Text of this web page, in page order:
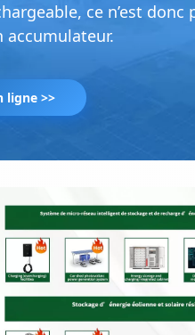
ce n’est donc
accumulateur.
ligne >>